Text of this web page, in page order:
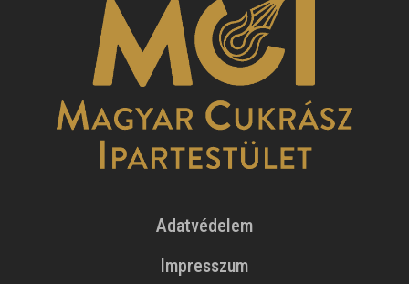
Adatvédelem
Impresszum